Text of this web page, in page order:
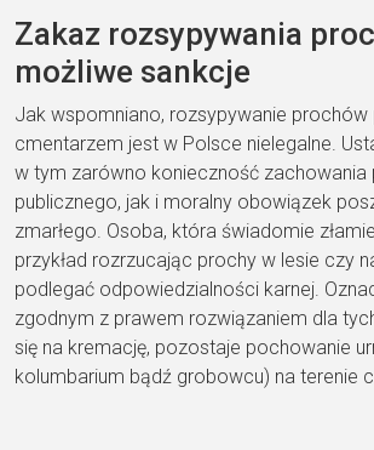
Zakaz rozsypywania
możliwe sankcje
Jak wspomniano, rozsypywanie prochów
cmentarzem jest w Polsce nielegalne.
w tym zarówno konieczność zachowania
publicznego, jak i moralny obowiązek
zmarłego. Osoba, która świadomie
przykład rozrzucając prochy w lesie czy
podlegać odpowiedzialności karnej.
zgodnym z prawem rozwiązaniem dla
się na kremację, pozostaje pochowanie
kolumbarium bądź grobowcu) na terenie